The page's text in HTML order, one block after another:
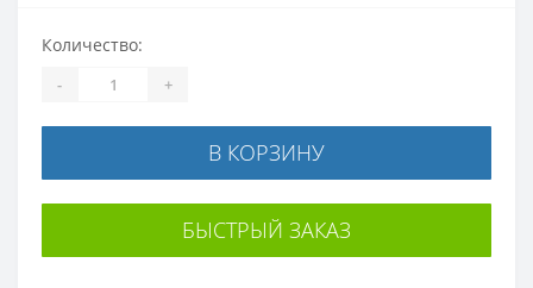
Количество:
- +
В КОРЗИНУ
БЫСТРЫЙ ЗАКАЗ